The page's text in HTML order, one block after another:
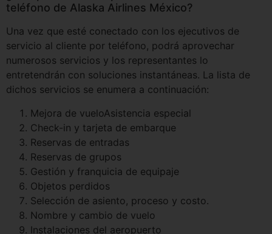
teléfono de Alaska Airlines México?
Una vez que esté conectado con los ejecutivos de
servicio al cliente por teléfono, podrá aprovechar
numerosos servicios y los representantes lo
entretendrán con soluciones instantáneas. La lista de
dichos servicios se enumera a continuación:
Mejora de vueloAsistencia especial
Check-in y tarjeta de embarque
Reservas de entradas
Reservas de grupos
Gestión y franquicia de equipaje
Objetos perdidos
Selección de asiento, proceso y costo.
Nombre y cambio de vuelo
Instalaciones del aeropuerto